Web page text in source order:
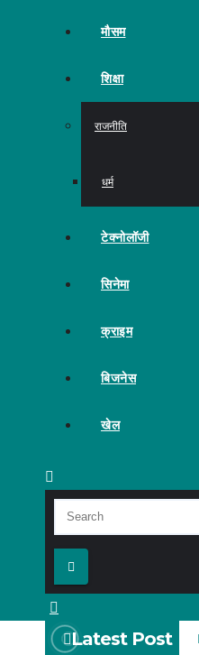
मौसम
शिक्षा
राजनीति
धर्म
टेक्नोलॉजी
सिनेमा
क्राइम
बिजनेस
खेल
Latest Post